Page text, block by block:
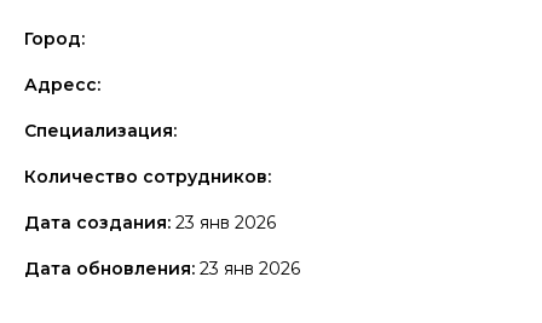
Город:
Адресс:
Специализация:
Количество сотрудников:
Дата создания: 23 янв 2026
Дата обновления: 23 янв 2026